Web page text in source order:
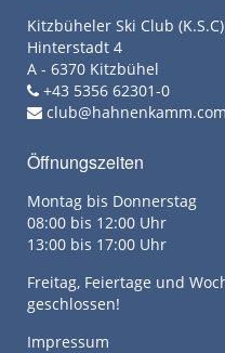
Kitzbüheler Ski Club (K.S.C)
Hinterstadt 4
A - 6370 Kitzbühel
+43 5356 62301-0
club@hahnenkamm.com
Öffnungszeiten
Montag bis Donnerstag
08:00 bis 12:00 Uhr
13:00 bis 17:00 Uhr
Freitag, Feiertage und
geschlossen!
Impressum